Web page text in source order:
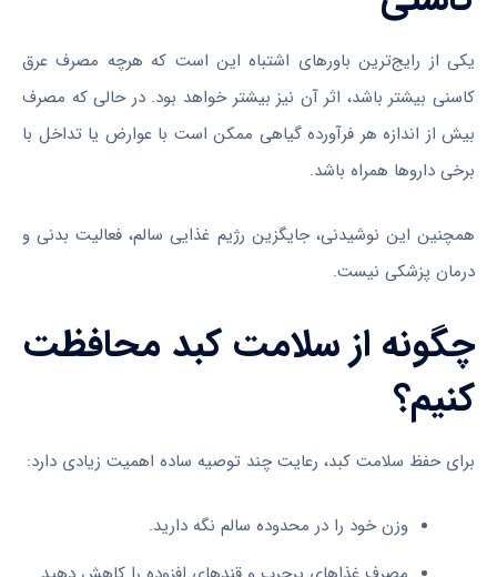
یکی از رایج‌ترین باورهای اشتباه این است که هرچه مصرف عرق
کاسنی بیشتر باشد، اثر آن نیز بیشتر خواهد بود. در حالی که مصرف
بیش از اندازه هر فرآورده گیاهی ممکن است با عوارض یا تداخل با
برخی داروها همراه باشد.
همچنین این نوشیدنی، جایگزین رژیم غذایی سالم، فعالیت بدنی و
درمان پزشکی نیست.
چگونه از سلامت کبد محافظت
کنیم؟
برای حفظ سلامت کبد، رعایت چند توصیه ساده اهمیت زیادی دارد:
وزن خود را در محدوده سالم نگه دارید.